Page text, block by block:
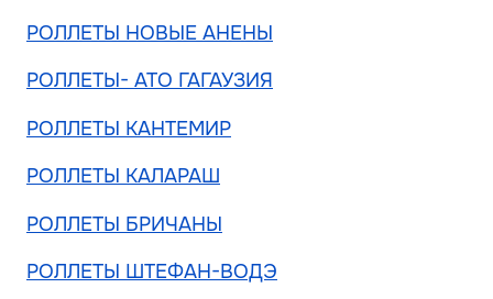
РОЛЛЕТЫ НОВЫЕ АНЕНЫ
РОЛЛЕТЫ- АТО ГАГАУЗИЯ
РОЛЛЕТЫ КАНТЕМИР
РОЛЛЕТЫ КАЛАРАШ
РОЛЛЕТЫ БРИЧАНЫ
РОЛЛЕТЫ ШТЕФАН-ВОДЭ